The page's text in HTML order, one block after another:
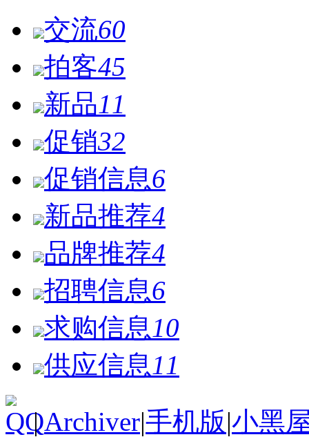
交流60
拍客45
新品11
促销32
促销信息6
新品推荐4
品牌推荐4
招聘信息6
求购信息10
供应信息11
| Archiver|手机版|小黑